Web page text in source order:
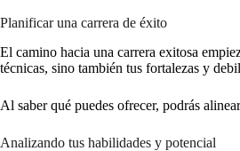
Planificar una carrera de éxito
El camino hacia una carrera exitosa
técnicas, sino también tus fortalezas y
Al saber qué puedes ofrecer, podrás
Analizando tus habilidades y potencial